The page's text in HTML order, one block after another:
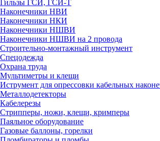
Гильзы ГСИ, ГСИ-Т
Наконечники НВИ
Наконечники НКИ
Наконечники НШВИ
Наконечники НШВИ на 2 провода
Строительно-монтажный инструмент
Спецодежда
Охрана труда
Мультиметры и клещи
Иструмент для опрессовки кабельных
Металлодетекторы
Кабелерезы
Стрипперы, ножи, клещи, кримперы
Паяльное оборудование
Газовые баллоны, горелки